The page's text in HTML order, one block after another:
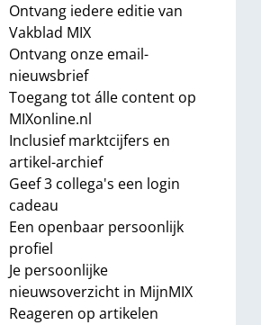
Ontvang iedere editie van
Vakblad MIX
Ontvang onze email-
nieuwsbrief
Toegang tot álle content op
MIXonline.nl
Inclusief marktcijfers en
artikel-archief
Geef 3 collega's een login
cadeau
Een openbaar persoonlijk
profiel
Je persoonlijke
nieuwsoverzicht in MijnMIX
Reageren op artikelen